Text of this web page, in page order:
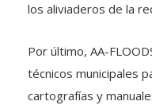
los aliviaderos de la
Por último, AA-
técnicos municipales
cartografías y